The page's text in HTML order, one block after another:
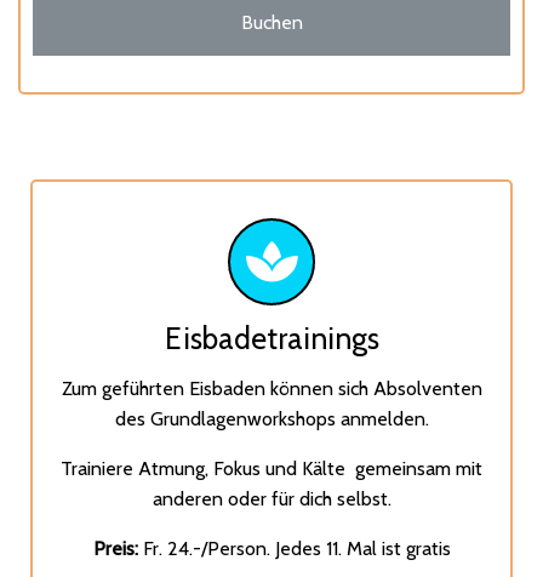
Buchen
Eisbadetrainings
Zum geführten Eisbaden können sich Absolventen
des Grundlagenworkshops anmelden.
Trainiere Atmung, Fokus und Kälte gemeinsam mit
anderen oder für dich selbst.
Preis:Fr. 24.-/Person. Jedes 11. Mal ist gratis